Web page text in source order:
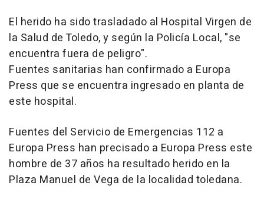
El herido ha sido trasladado al Hospital Virgen de
la Salud de Toledo, y según la Policía Local, "se
encuentra fuera de peligro".
Fuentes sanitarias han confirmado a Europa
Press que se encuentra ingresado en planta de
este hospital.
Fuentes del Servicio de Emergencias 112 a
Europa Press han precisado a Europa Press este
hombre de 37 años ha resultado herido en la
Plaza Manuel de Vega de la localidad toledana.